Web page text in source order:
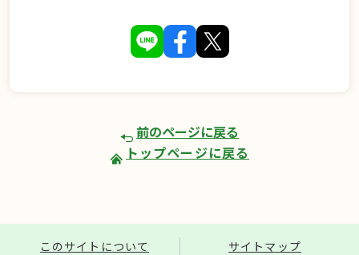
前のページに戻る
トップページに戻る
このサイトについて
サイトマップ